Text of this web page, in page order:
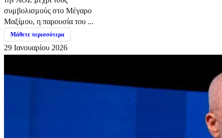
συμβολισμούς στο Μέγαρο
Μαξίμου, η παρουσία του ...
Μάθετε περισσότερα
29 Ιανουαρίου 2026